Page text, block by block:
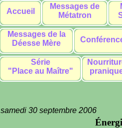
Accueil
Messages de
Métatron
Messages de la
Déesse Mère
Série
"Place au Maître"
samedi 30 septembre 2006